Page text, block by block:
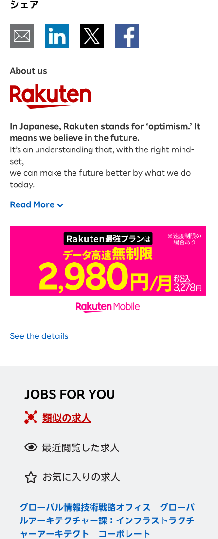
シェア
About us
In Japanese, Rakuten stands for ‘optimism.’ It
means we believe in the future.
It’s an understanding that, with the right mind-
set,
we can make the future better by what we do
today.
Read More
See the details
JOBS FOR YOU
類似の求人
最近閲覧した求人
お気に入りの求人
グローバル情報技術戦略オフィス グローバ
ルアーキテクチャー課：インフラストラクチ
ャーアーキテクト コーポレート